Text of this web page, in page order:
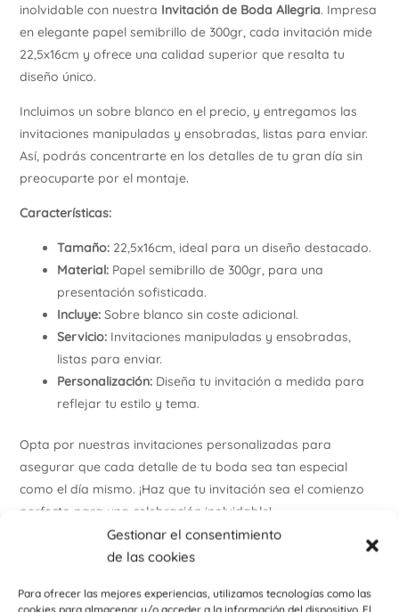
Gestionar el consentimiento
de las cookies
Para ofrecer las mejores experiencias, utilizamos tecnologías como las
cookies para almacenar y/o acceder a la información del dispositivo. El
inolvidable con nuestra Invitación de Boda Allegria. Impresa
en elegante papel semibrillo de 300gr, cada invitación mide
22,5x16cm y ofrece una calidad superior que resalta tu
diseño único.
Incluimos un sobre blanco en el precio, y entregamos las
invitaciones manipuladas y ensobradas, listas para enviar.
Así, podrás concentrarte en los detalles de tu gran día sin
preocuparte por el montaje.
Características:
Tamaño:22,5x16cm, ideal para un diseño destacado.
Material:Papel semibrillo de 300gr, para una
presentación sofisticada.
Incluye:Sobre blanco sin coste adicional.
Servicio:Invitaciones manipuladas y ensobradas,
listas para enviar.
Personalización:Diseña tu invitación a medida para
reflejar tu estilo y tema.
Opta por nuestras invitaciones personalizadas para
asegurar que cada detalle de tu boda sea tan especial
como el día mismo. ¡Haz que tu invitación sea el comienzo
perfecto para una celebración inolvidable!
Encuentra otros productos como detalle deportivo o